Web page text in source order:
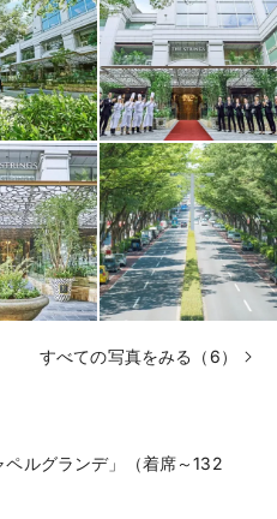
すべての写真をみる（6）
ルグランデ」（着席～132